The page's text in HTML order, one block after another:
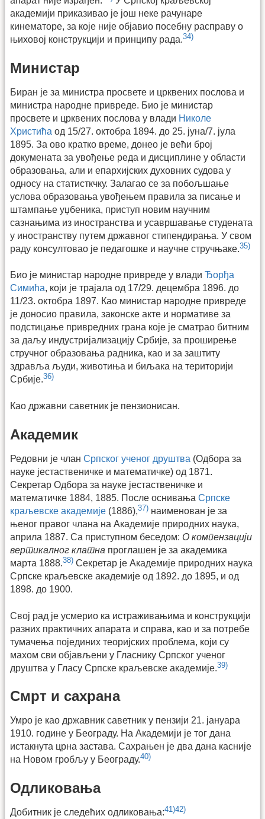
академији приказивао је још неке рачунаре
кинематоре, за које није објавио посебну расправу о
њиховој конструкцији и принципу рада.34)
Министар
Биран је за министра просвете и црквених послова и
министра народне привреде. Био је министар
просвете и црквених послова у влади Николе
Христића од 15/27. oктобра 1894. дo 25. јуна/7. јула
1895. За ово кратко време, донео је већи број
докумената за увођење реда и дисциплине у области
образовања, али и епархијских духовних судова у
односу на статисткчку. Залагао се за побољшање
услова образовања увођењем правила за писање и
штампање уџбеника, приступ новим научним
сазнањима из иностранства и усавршавање студената
у иностранству путем државног стипендирања. У свом
раду консултовао је педагошке и научне стручњаке.35)
Био је министар народне привреде у влади Ђорђа
Симића, који је трајала од 17/29. децембра 1896. до
11/23. октобра 1897. Као министар народне привреде
је доносио правила, законске акте и нормативе за
подстицање привредних грана које је сматрао битним
за даљу индустријализацију Србије, за проширење
стручног образовања радника, као и за заштиту
здравља људи, животиња и биљака на територији
Србије.36)
Као државни саветник је пензионисан.
Академик
Редовни је члан Српског ученог друштва (Одбора за
науке јестаственичке и математичке) од 1871.
Секретар Одбора за науке јестаственичке и
математичке 1884, 1885. После оснивања Српске
краљевске академије (1886),37) наименован је за
њеног правог члана на Академије природних наука,
априла 1887. Са приступном беседом: О компензацији
вертикалног клатна проглашен је за академика
марта 1888.38) Секретар је Академије природних наука
Српске краљевске академије од 1892. до 1895, и од
1898. до 1900.
Свој рад је усмерио ка истраживањима и конструкцији
разних практичних апарата и справа, као и за потребе
тумачења појединих теоријских проблема, који су
махом сви објављени у Гласнику Српског ученог
друштва у Гласу Српске краљевске академије.39)
Смрт и сахрана
Умро је као државник саветник у пензији 21. јануара
1910. године у Београду. На Академији је тог дана
истакнута црна застава. Сахрањен је два дана касније
на Новом гробљу у Београду.40)
Одликовања
Добитник је следећих одликовања:41)42)